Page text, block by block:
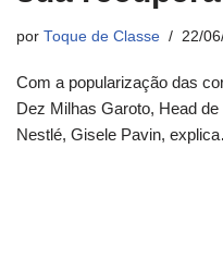
por Toque de Classe 22/
Com a popularização das
Dez Milhas Garoto, Head
Nestlé, Gisele Pavin,